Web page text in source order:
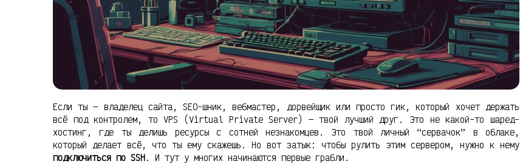
Если ты — владелец сайта, SEO-шник, вебмастер, дорвейщик или просто гик, который хочет держать
всё под контролем, то VPS (Virtual Private Server) — твой лучший друг. Это не какой-то шаред-
хостинг, где ты делишь ресурсы с сотней незнакомцев. Это твой личный “сервачок” в облаке,
который делает всё, что ты ему скажешь. Но вот затык: чтобы рулить этим сервером, нужно к нему
подключиться по SSH. И тут у многих начинаются первые грабли.